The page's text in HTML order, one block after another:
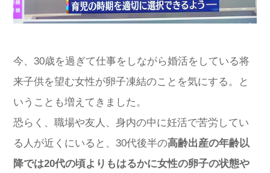
今、30歳を過ぎて仕事をしながら婚活をしている将
来子供を望む女性が卵子凍結のことを気にする。と
いうことも増えてきました。
恐らく、職場や友人、身内の中に妊活で苦労してい
る人が近くにいると、30代後半の高齢出産の年齢以
降では20代の頃よりもはるかに女性の卵子の状態や